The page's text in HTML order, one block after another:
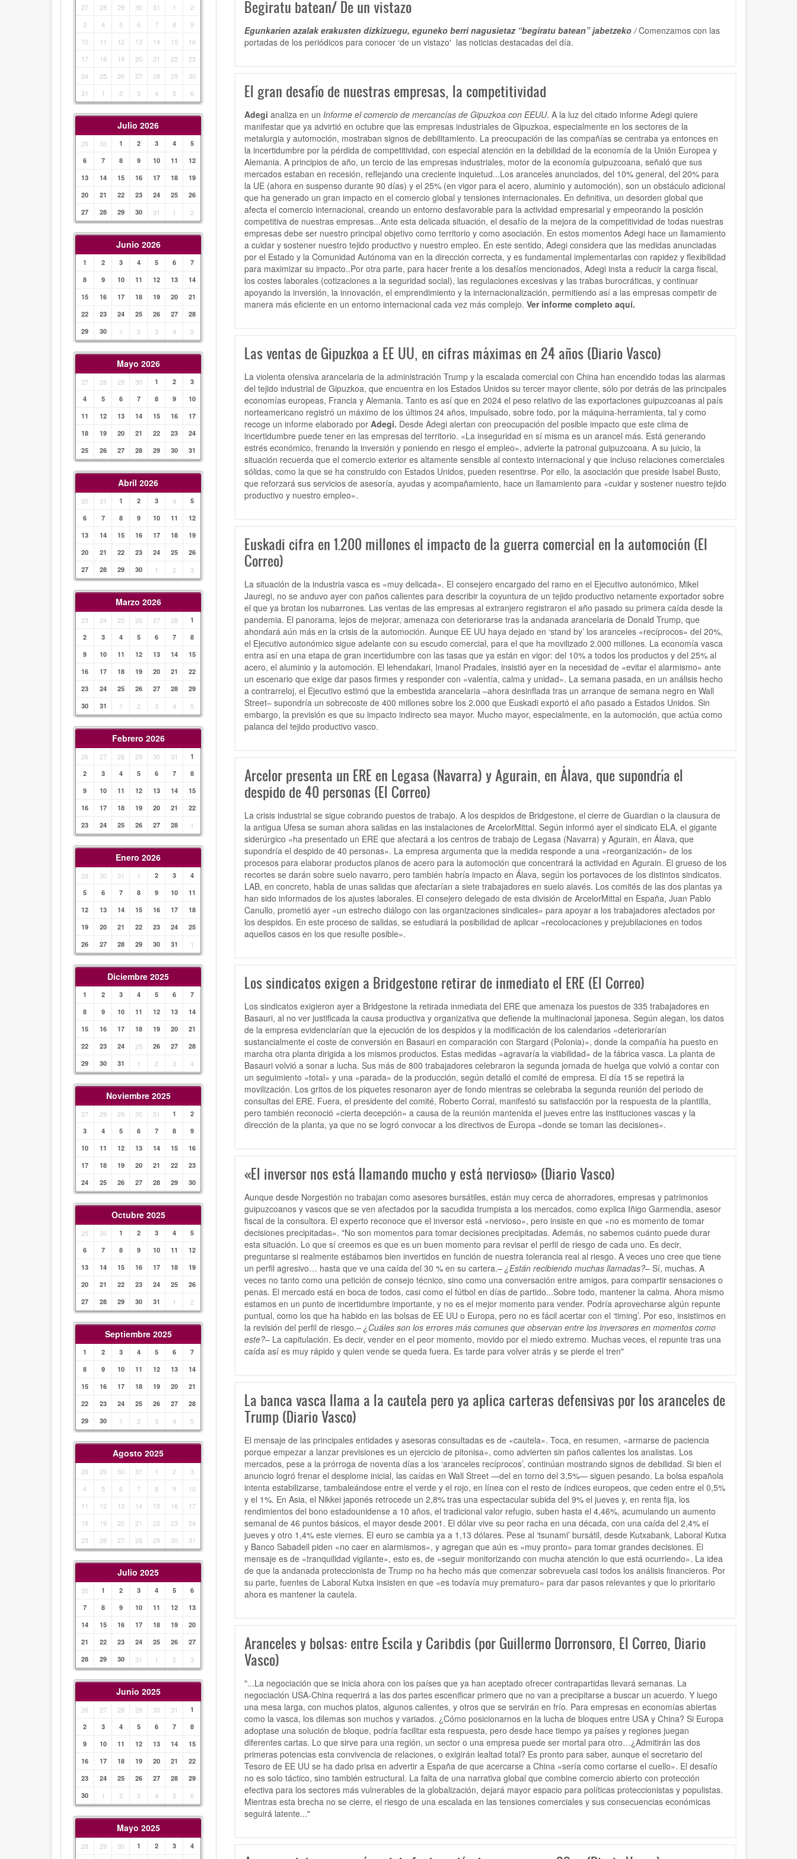
27 28 29 30 31 1
2
3
4 5 6 7 8
9
10
11 12 13 14 15
16
17
18 19 20 21 22
23
24
25 26 27 28 29
30
31
1 2 3 4 5 6
Julio 2026
29 30 1 2 3 4
5
6
7 8 9 10 11
12
13
14 15 16 17 18
19
20
21 22 23 24 25
26
27
28 29 30 31 1 2
Junio 2026
1 2 3 4 5 6
7
8
9 10 11 12 13
14
15
16 17 18 19 20
21
22
23 24 25 26 27
28
29
30 1 2 3 4 5
Mayo 2026
27 28 29 30 1 2
3
4
5 6 7 8 9
10
11
12 13 14 15 16
17
18
19 20 21 22 23
24
25
26 27 28 29 30 31
Abril 2026
30 31 1 2 3 4
5
6
7 8 9 10 11
12
13
14 15 16 17 18
19
20
21 22 23 24 25
26
27
28 29 30 1 2 3
Marzo 2026
23 24 25 26 27 28
1
2
3 4 5 6 7
8
9
10 11 12 13 14
15
16
17 18 19 20 21
22
23
24 25 26 27 28
29
30
31 1 2 3 4 5
Febrero 2026
26 27 28 29 30 31
1
2
3 4 5 6 7
8
9
10 11 12 13 14
15
16
17 18 19 20 21
22
23
24 25 26 27 28 1
Enero 2026
29 30 31 1 2 3
4
5
6 7 8 9 10
11
12
13 14 15 16 17
18
19
20 21 22 23 24
25
26
27 28 29 30 31 1
Diciembre 2025
1 2 3 4 5 6
7
8
9 10 11 12 13
14
15
16 17 18 19 20
21
22
23 24 25 26 27
28
29
30 31 1 2 3 4
Noviembre 2025
27 29 29 30 31 1
2
3
4 5 6 7 8
9
10
11 12 13 14 15
16
17
18 19 20 21 22
23
24
25 26 27 28 29 30
Octubre 2025
29 30 1 2 3 4
5
6
7 8 9 10 11
12
13
14 15 16 17 18
19
20
21 22 23 24 25
26
27
28 29 30 31 1 2
Septiembre 2025
1 2 3 4 5 6
7
8
9 10 11 12 13
14
15
16 17 18 19 20
21
22
23 24 25 26 27
28
29
30 1 2 3 4 5
Agosto 2025
28 29 30 31 1 2
3
4
5 6 7 8 9
10
11
12 13 14 15 16
17
18
19 20 21 22 23
24
25
26 27 28 29 30 31
Julio 2025
30 1 2 3 4 5
6
7
8 9 10 11 12
13
14
15 16 17 18 19
20
21
22 23 24 25 26
27
28
29 30 31 1 2 3
Junio 2025
26 27 28 29 30 31
1
2
3 4 5 6 7
8
9
10 11 12 13 14
15
16
17 18 19 20 21
22
23
24 25 26 27 28
29
30
1 2 3 4 5 6
Mayo 2025
28 29 30 1 2 3
4
Begiratu batean/ De un vistazo
Egunkarien azalak erakusten dizkizuegu, eguneko berri nagusietaz “begiratu batean” jabetzeko /Comenzamos con las
portadas de los periódicos para conocer ‘de un vistazo' las noticias destacadas del día.
El gran desafío de nuestras empresas, la competitividad
Adegi analiza en un Informe el comercio de mercancías de Gipuzkoa con EEUU. A la luz del citado informe Adegi quiere
manifestar que ya advirtió en octubre que las empresas industriales de Gipuzkoa, especialmente en los sectores de la
metalurgia y automoción, mostraban signos de debilitamiento. La preocupación de las compañías se centraba ya entonces en
la incertidumbre por la pérdida de competitividad, con especial atención en la debilidad de la economía de la Unión Europea y
Alemania. A principios de año, un tercio de las empresas industriales, motor de la economía guipuzcoana, señaló que sus
mercados estaban en recesión, reflejando una creciente inquietud...Los aranceles anunciados, del 10% general, del 20% para
la UE (ahora en suspenso durante 90 días) y el 25% (en vigor para el acero, aluminio y automoción), son un obstáculo adicional
que ha generado un gran impacto en el comercio global y tensiones internacionales. En definitiva, un desorden global que
afecta el comercio internacional, creando un entorno desfavorable para la actividad empresarial y empeorando la posición
competitiva de nuestras empresas...Ante esta delicada situación, el desafío de la mejora de la competitividad de todas nuestras
empresas debe ser nuestro principal objetivo como territorio y como asociación. En estos momentos Adegi hace un llamamiento
a cuidar y sostener nuestro tejido productivo y nuestro empleo. En este sentido, Adegi considera que las medidas anunciadas
por el Estado y la Comunidad Autónoma van en la dirección correcta, y es fundamental implementarlas con rapidez y flexibilidad
para maximizar su impacto..Por otra parte, para hacer frente a los desafíos mencionados, Adegi insta a reducir la carga fiscal,
los costes laborales (cotizaciones a la seguridad social), las regulaciones excesivas y las trabas burocráticas, y continuar
apoyando la inversión, la innovación, el emprendimiento y la internacionalización, permitiendo así a las empresas competir de
manera más eficiente en un entorno internacional cada vez más complejo. Ver informe completo aquí.
Las ventas de Gipuzkoa a EE UU, en cifras máximas en 24 años (Diario Vasco)
La violenta ofensiva arancelaria de la administración Trump y la escalada comercial con China han encendido todas las alarmas
del tejido industrial de Gipuzkoa, que encuentra en los Estados Unidos su tercer mayor cliente, sólo por detrás de las principales
economías europeas, Francia y Alemania. Tanto es así que en 2024 el peso relativo de las exportaciones guipuzcoanas al país
norteamericano registró un máximo de los últimos 24 años, impulsado, sobre todo, por la máquina-herramienta, tal y como
recoge un informe elaborado por Adegi. Desde Adegi alertan con preocupación del posible impacto que este clima de
incertidumbre puede tener en las empresas del territorio. «La inseguridad en sí misma es un arancel más. Está generando
estrés económico, frenando la inversión y poniendo en riesgo el empleo», advierte la patronal guipuzcoana. A su juicio, la
situación recuerda que el comercio exterior es altamente sensible al contexto internacional y que incluso relaciones comerciales
sólidas, como la que se ha construido con Estados Unidos, pueden resentirse. Por ello, la asociación que preside Isabel Busto,
que reforzará sus servicios de asesoría, ayudas y acompañamiento, hace un llamamiento para «cuidar y sostener nuestro tejido
productivo y nuestro empleo».
Euskadi cifra en 1.200 millones el impacto de la guerra comercial en la automoción (El
Correo)
La situación de la industria vasca es «muy delicada». El consejero encargado del ramo en el Ejecutivo autonómico, Mikel
Jauregi, no se anduvo ayer con paños calientes para describir la coyuntura de un tejido productivo netamente exportador sobre
el que ya brotan los nubarrones. Las ventas de las empresas al extranjero registraron el año pasado su primera caída desde la
pandemia. El panorama, lejos de mejorar, amenaza con deteriorarse tras la andanada arancelaria de Donald Trump, que
ahondará aún más en la crisis de la automoción. Aunque EE UU haya dejado en ‘stand by’ los aranceles «recíprocos» del 20%,
el Ejecutivo autonómico sigue adelante con su escudo comercial, para el que ha movilizado 2.000 millones. La economía vasca
entra así en una etapa de gran incertidumbre con las tasas que ya están en vigor: del 10% a todos los productos y del 25% al
acero, el aluminio y la automoción. El lehendakari, Imanol Pradales, insistió ayer en la necesidad de «evitar el alarmismo» ante
un escenario que exige dar pasos firmes y responder con «valentía, calma y unidad». La semana pasada, en un análisis hecho
a contrarreloj, el Ejecutivo estimó que la embestida arancelaria –ahora desinflada tras un arranque de semana negro en Wall
Street– supondría un sobrecoste de 400 millones sobre los 2.000 que Euskadi exportó el año pasado a Estados Unidos. Sin
embargo, la previsión es que su impacto indirecto sea mayor. Mucho mayor, especialmente, en la automoción, que actúa como
palanca del tejido productivo vasco.
Arcelor presenta un ERE en Legasa (Navarra) y Agurain, en Álava, que supondría el
despido de 40 personas (El Correo)
La crisis industrial se sigue cobrando puestos de trabajo. A los despidos de Bridgestone, el cierre de Guardian o la clausura de
la antigua Ufesa se suman ahora salidas en las instalaciones de ArcelorMittal. Según informó ayer el sindicato ELA, el gigante
siderúrgico «ha presentado un ERE que afectará a los centros de trabajo de Legasa (Navarra) y Agurain, en Álava, que
supondría el despido de 40 personas». La empresa argumenta que la medida responde a una «reorganización» de los
procesos para elaborar productos planos de acero para la automoción que concentrará la actividad en Agurain. El grueso de los
recortes se darán sobre suelo navarro, pero también habría impacto en Álava, según los portavoces de los distintos sindicatos.
LAB, en concreto, habla de unas salidas que afectarían a siete trabajadores en suelo alavés. Los comités de las dos plantas ya
han sido informados de los ajustes laborales. El consejero delegado de esta división de ArcelorMittal en España, Juan Pablo
Canullo, prometió ayer «un estrecho diálogo con las organizaciones sindicales» para apoyar a los trabajadores afectados por
los despidos. En este proceso de salidas, se estudiará la posibilidad de aplicar «recolocaciones y prejubilaciones en todos
aquellos casos en los que resulte posible».
Los sindicatos exigen a Bridgestone retirar de inmediato el ERE (El Correo)
Los sindicatos exigieron ayer a Bridgestone la retirada inmediata del ERE que amenaza los puestos de 335 trabajadores en
Basauri, al no ver justificada la causa productiva y organizativa que defiende la multinacional japonesa. Según alegan, los datos
de la empresa evidenciarían que la ejecución de los despidos y la modificación de los calendarios «deteriorarían
sustancialmente el coste de conversión en Basauri en comparación con Stargard (Polonia)», donde la compañía ha puesto en
marcha otra planta dirigida a los mismos productos. Estas medidas «agravaría la viabilidad» de la fábrica vasca. La planta de
Basauri volvió a sonar a lucha. Sus más de 800 trabajadores celebraron la segunda jornada de huelga que volvió a contar con
un seguimiento «total» y una «parada» de la producción, según detalló el comité de empresa. El día 15 se repetirá la
movilización. Los gritos de los piquetes resonaron ayer de fondo mientras se celebraba la segunda reunión del periodo de
consultas del ERE. Fuera, el presidente del comité, Roberto Corral, manifestó su satisfacción por la respuesta de la plantilla,
pero también reconoció «cierta decepción» a causa de la reunión mantenida el jueves entre las instituciones vascas y la
dirección de la planta, ya que no se logró convocar a los directivos de Europa «donde se toman las decisiones».
«El inversor nos está llamando mucho y está nervioso» (Diario Vasco)
Aunque desde Norgestión no trabajan como asesores bursátiles, están muy cerca de ahorradores, empresas y patrimonios
guipuzcoanos y vascos que se ven afectados por la sacudida trumpista a los mercados, como explica Iñigo Garmendia, asesor
fiscal de la consultora. El experto reconoce que el inversor está «nervioso», pero insiste en que «no es momento de tomar
decisiones precipitadas». "No son momentos para tomar decisiones precipitadas. Además, no sabemos cuánto puede durar
esta situación. Lo que sí creemos es que es un buen momento para revisar el perfil de riesgo de cada uno. Es decir,
preguntarse si realmente estábamos bien invertidos en función de nuestra tolerancia real al riesgo. A veces uno cree que tiene
un perfil agresivo… hasta que ve una caída del 30 % en su cartera.– ¿Están recibiendo muchas llamadas?– Sí, muchas. A
veces no tanto como una petición de consejo técnico, sino como una conversación entre amigos, para compartir sensaciones o
penas. El mercado está en boca de todos, casi como el fútbol en días de partido...Sobre todo, mantener la calma. Ahora mismo
estamos en un punto de incertidumbre importante, y no es el mejor momento para vender. Podría aprovecharse algún repunte
puntual, como los que ha habido en las bolsas de EE UU o Europa, pero no es fácil acertar con el ‘timing’. Por eso, insistimos en
la revisión del perfil de riesgo.– ¿Cuáles son los errores más comunes que observan entre los inversores en momentos como
este?– La capitulación. Es decir, vender en el peor momento, movido por el miedo extremo. Muchas veces, el repunte tras una
caída así es muy rápido y quien vende se queda fuera. Es tarde para volver atrás y se pierde el tren"
La banca vasca llama a la cautela pero ya aplica carteras defensivas por los aranceles de
Trump (Diario Vasco)
El mensaje de las principales entidades y asesoras consultadas es de «cautela». Toca, en resumen, «armarse de paciencia
porque empezar a lanzar previsiones es un ejercicio de pitonisa», como advierten sin paños calientes los analistas. Los
mercados, pese a la prórroga de noventa días a los ‘aranceles recíprocos’, continúan mostrando signos de debilidad. Si bien el
anuncio logró frenar el desplome inicial, las caídas en Wall Street —del en torno del 3,5%— siguen pesando. La bolsa española
intenta estabilizarse, tambaleándose entre el verde y el rojo, en línea con el resto de índices europeos, que ceden entre el 0,5%
y el 1%. En Asia, el Nikkei japonés retrocede un 2,8% tras una espectacular subida del 9% el jueves y, en renta fija, los
rendimientos del bono estadounidense a 10 años, el tradicional valor refugio, suben hasta el 4,46%, acumulando un aumento
semanal de 46 puntos básicos, el mayor desde 2001. El dólar vive su peor racha en una década, con una caída del 2,4% el
jueves y otro 1,4% este viernes. El euro se cambia ya a 1,13 dólares. Pese al ‘tsunami’ bursátil, desde Kutxabank, Laboral Kutxa
y Banco Sabadell piden «no caer en alarmismos», y agregan que aún es «muy pronto» para tomar grandes decisiones. El
mensaje es de «tranquilidad vigilante», esto es, de «seguir monitorizando con mucha atención lo que está ocurriendo». La idea
de que la andanada proteccionista de Trump no ha hecho más que comenzar sobrevuela casi todos los análisis financieros. Por
su parte, fuentes de Laboral Kutxa insisten en que «es todavía muy prematuro» para dar pasos relevantes y que lo prioritario
ahora es mantener la cautela.
Aranceles y bolsas: entre Escila y Caribdis (por Guillermo Dorronsoro, El Correo, Diario
Vasco)
"...La negociación que se inicia ahora con los países que ya han aceptado ofrecer contrapartidas llevará semanas. La
negociación USA-China requerirá a las dos partes escenificar primero que no van a precipitarse a buscar un acuerdo. Y luego
una mesa larga, con muchos platos, algunos calientes, y otros que se servirán en frío. Para empresas en economías abiertas
como la vasca, los dilemas son muchos y variados. ¿Cómo posicionarnos en la lucha de bloques entre USA y China? Si Europa
adoptase una solución de bloque, podría facilitar esta respuesta, pero desde hace tiempo ya países y regiones juegan
diferentes cartas. Lo que sirve para una región, un sector o una empresa puede ser mortal para otro…¿Admitirán las dos
primeras potencias esta convivencia de relaciones, o exigirán lealtad total? Es pronto para saber, aunque el secretario del
Tesoro de EE UU se ha dado prisa en advertir a España de que acercarse a China «sería como cortarse el cuello». El desafío
no es solo táctico, sino también estructural. La falta de una narrativa global que combine comercio abierto con protección
efectiva para los sectores más vulnerables de la globalización, dejará mayor espacio para políticas proteccionistas y populistas.
Mientras esta brecha no se cierre, el riesgo de una escalada en las tensiones comerciales y sus consecuencias económicas
seguirá latente..."